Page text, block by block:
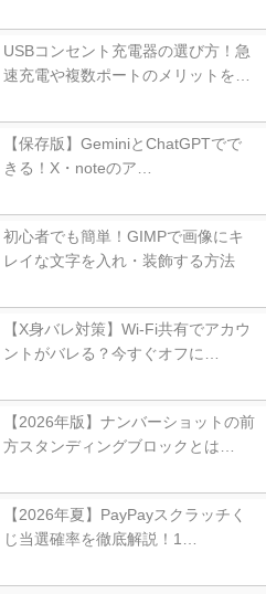
USBコンセント充電器の選び方！急
速充電や複数ポートのメリットを…
【保存版】GeminiとChatGPTでで
きる！X・noteのア…
初心者でも簡単！GIMPで画像にキ
レイな文字を入れ・装飾する方法
【X身バレ対策】Wi-Fi共有でアカウ
ントがバレる？今すぐオフに…
【2026年版】ナンバーショットの前
方スタンディングブロックとは…
【2026年夏】PayPayスクラッチく
じ当選確率を徹底解説！1…